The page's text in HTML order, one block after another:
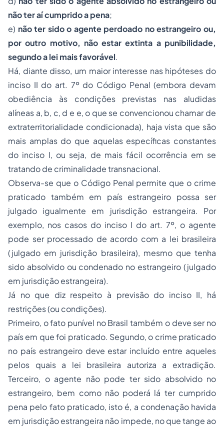
não ter aí cumprido a pena;
e) não ter sido o agente perdoado no estrangeiro ou,
por outro motivo, não estar extinta a punibilidade,
segundo a lei mais favorável.
Há, diante disso, um maior interesse nas hipóteses do
inciso II do art. 7º do Código Penal (embora devam
obediência às condições previstas nas aludidas
alíneas a, b, c, d e e, o que se convencionou chamar de
extraterritorialidade condicionada), haja vista que são
mais amplas do que aquelas específicas constantes
do inciso I, ou seja, de mais fácil ocorrência em se
tratando de criminalidade transnacional.
Observa-se que o Código Penal permite que o crime
praticado também em país estrangeiro possa ser
julgado igualmente em jurisdição estrangeira. Por
exemplo, nos casos do inciso I do art. 7º, o agente
pode ser processado de acordo com a lei brasileira
(julgado em jurisdição brasileira), mesmo que tenha
sido absolvido ou condenado no estrangeiro (julgado
em jurisdição estrangeira).
Já no que diz respeito à previsão do inciso II, há
restrições (ou condições).
Primeiro, o fato punível no Brasil também o deve ser no
país em que foi praticado. Segundo, o crime praticado
no país estrangeiro deve estar incluído entre aqueles
pelos quais a lei brasileira autoriza a extradição.
Terceiro, o agente não pode ter sido absolvido no
estrangeiro, bem como não poderá lá ter cumprido
pena pelo fato praticado, isto é, a condenação havida
em jurisdição estrangeira não impede, no que tange ao